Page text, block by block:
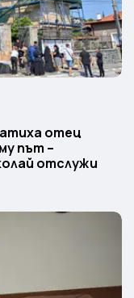
отец
път –
отслужи